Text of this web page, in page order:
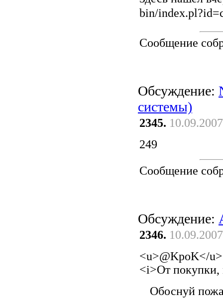
bin/
Сообщение
Обсуждение:
системы)
2345.
249
Сообщение
Обсуждение:
2346.
<u>@KpoK</u>
<i>От покупки,
Обоснуй